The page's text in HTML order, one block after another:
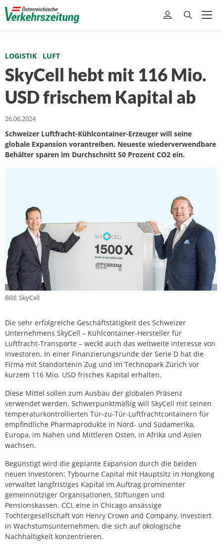
LOGISTIK LUFT
SkyCell hebt mit 116 Mio.
USD frischem Kapital ab
26.06.2024
Schweizer Luftfracht-Kühlcontainer-Erzeuger will seine
globale Expansion vorantreiben. Neueste wiederverwendbare
Behälter sparen im Durchschnitt 50 Prozent CO2 ein.
Bild: SkyCell
Die sehr erfolgreiche Geschäftstätigkeit des Schweizer
Unternehmens SkyCell – Kühlcontainer-Hersteller für
Luftfracht-Transporte – weckt auch das weltweite Interesse von
Investoren. In einer Finanzierungsrunde der Serie D hat die
Firma mit Standortenin Zug und im Technopark Zürich vor
kurzem 116 Mio. USD frisches Kapital erhalten.
Diese Mittel sollen zum Ausbau der globalen Präsenz
verwendet werden. Schwerpunktmäßig will SkyCell mit seinen
temperaturkontrollierten Tür-zu-Tür-Luftfrachtcontainern für
empfindliche Pharmaprodukte in Nord- und Südamerika,
Europa, im Nahen und Mittleren Osten, in Afrika und Asien
wachsen.
Begünstigt wird die geplante Expansion durch die beiden
neuen Investoren: Tybourne Capital mit Hauptsitz in Hongkong
verwaltet langfristiges Kapital im Auftrag prominenter
gemeinnütziger Organisationen, Stiftungen und
Pensionskassen. CCI, eine in Chicago ansässige
Tochtergesellschaft von Henry Crown and Company, investiert
in Wachstumsunternehmen, die sich auf ökologische
Nachhaltigkeit konzentrieren.